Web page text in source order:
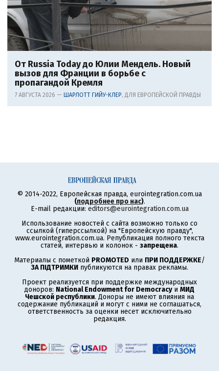
От Russia Today до Юлии Мендель. Новый
вызов для Франции в борьбе с
пропагандой Кремля
7 АВГУСТА 2026 — ШАРЛОТТ ГИЙУ-КЛЕР, ДЛЯ ЕВРОПЕЙСКОЙ ПРАВДЫ
© 2014-2022, Европейская правда, eurointegration.com.ua
(подробнее про нас).
E-mail редакции: editors@eurointegration.com.ua
Использование новостей с сайта возможно только со
ссылкой (гиперссылкой) на "Европейскую правду",
www.eurointegration.com.ua. Републикация полного текста
статей, интервью и колонок - запрещена.
Материалы с пометкой PROMOTED или ПРИ ПОДДЕРЖКЕ/
ЗА ПІДТРИМКИ публикуются на правах рекламы.
Проект реализуется при поддержке международных
доноров: National Endowment for Democracyи МИД
Чешской республики. Доноры не имеют влияния на
содержание публикаций и могут с ними не соглашаться,
ответственность за оценки несет исключительно
редакция.